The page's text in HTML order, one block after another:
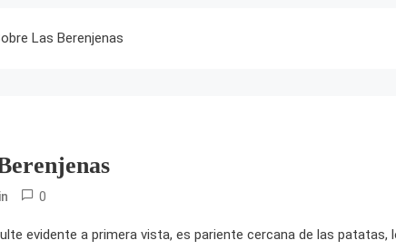
Las Berenjenas
0
evidente a primera vista, es pariente cercana de las